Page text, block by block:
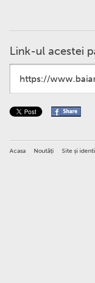
Link-ul acestei
Acasa Noutăţi Site și